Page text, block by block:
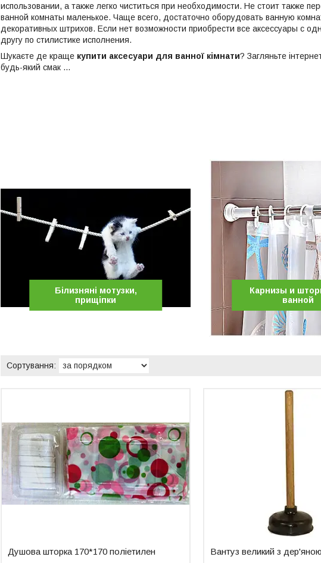
использовании, а также легко чиститься при необходимости. Не стоит также
ванной комнаты маленькое. Чаще всего, достаточно оборудовать ванную
декоративных штрихов. Если нет возможности приобрести все аксессуары с
другу по стилистике исполнения.
Шукаєте де краще купити аксесуари для ванної кімнати? Загляньте
будь-який смак ...
Білизняні мотузки,
прищіпки
Карнизы и
ванной
Душова шторка 170*170 поліетилен Вантуз великий з